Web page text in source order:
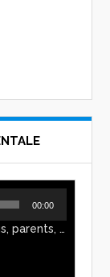
00:00
En matière d'éducation, nous, parents, avons l'impression de faire preuve d'autorité. Mais n'est-ce pas, parfois, plutôt un jeu de pouvoir ? Ce podcast vous permettra d'y voir plus clair !